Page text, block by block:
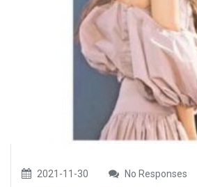
2021-11-30 No Responses